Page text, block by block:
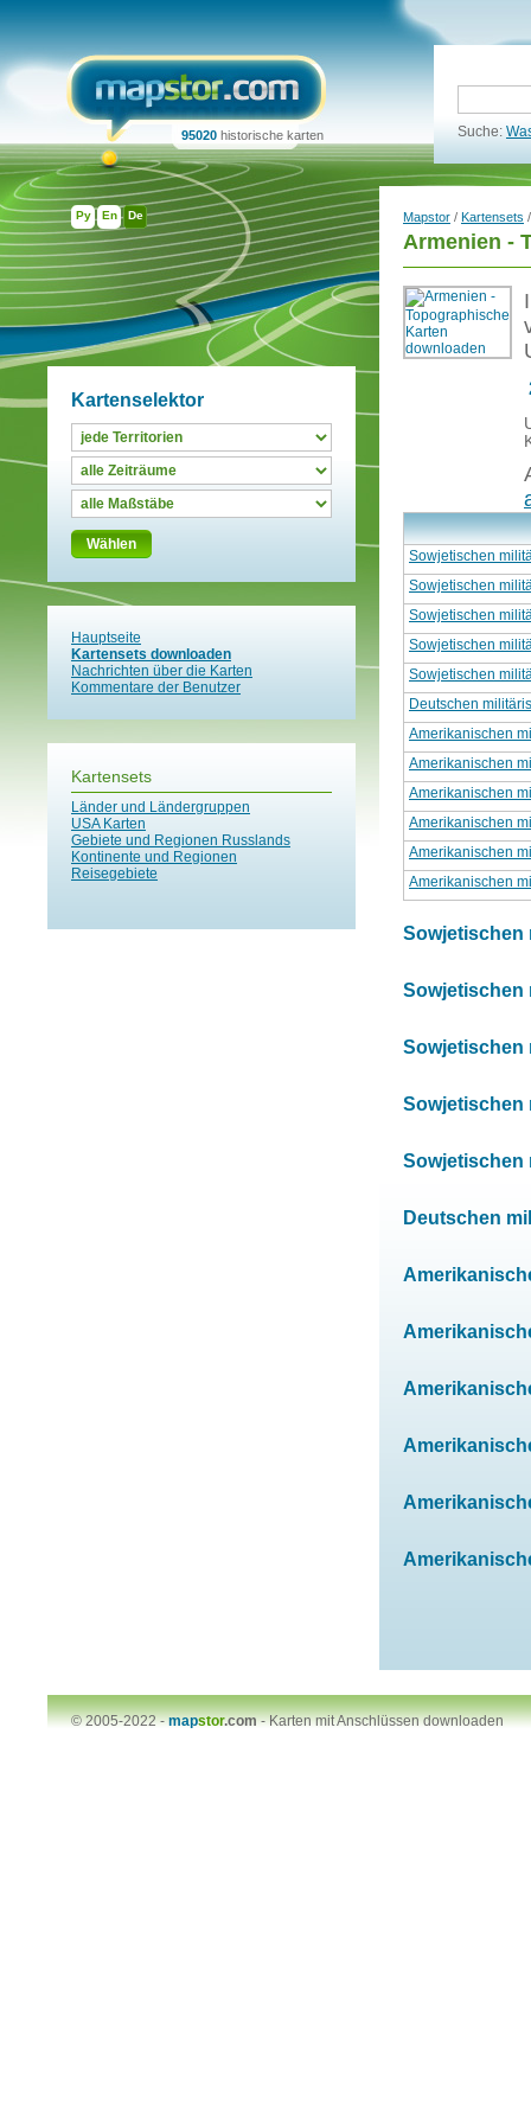
Ру En De
95020 historische karten Suche:
Kartenselektor
Wählen
Hauptseite
Kartensets downloaden
Nachrichten über die Karten
Kommentare der Benutzer
Kartensets
Länder und Ländergruppen
USA Karten
Gebiete und Regionen Russlands
Kontinente und Regionen
Reisegebiete
Mapstor / Kartensets
Armenien -
Sowjetischen
Sowjetischen
Sowjetischen
Sowjetischen
Sowjetischen
Deutschen
Amerikanischen
Amerikanischen
Amerikanischen
Amerikanischen
Amerikanischen
Amerikanischen
Sowjetischen
Sowjetischen
Sowjetischen
Sowjetischen
Sowjetischen
Deutschen
© 2005-2022 -mapstor.com-Karten mit Anschlüssen downloaden